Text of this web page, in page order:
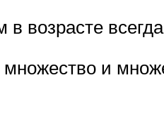
возрасте
и